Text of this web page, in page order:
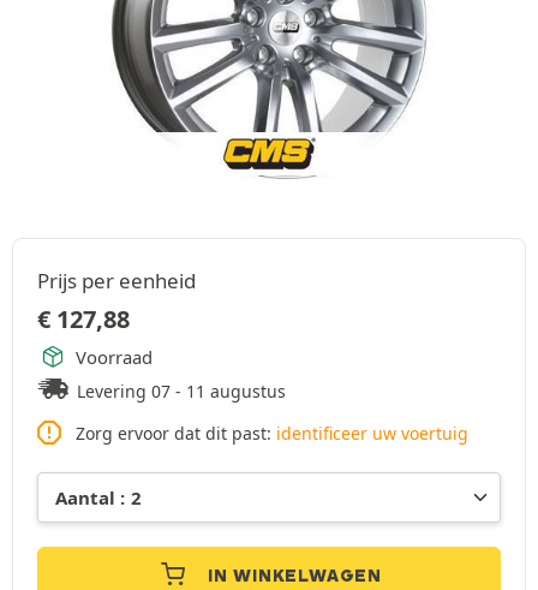
Prijs per eenheid
€ 127,88
Voorraad
Levering 07 - 11 augustus
Zorg ervoor dat dit past: identificeer uw voertuig
IN WINKELWAGEN